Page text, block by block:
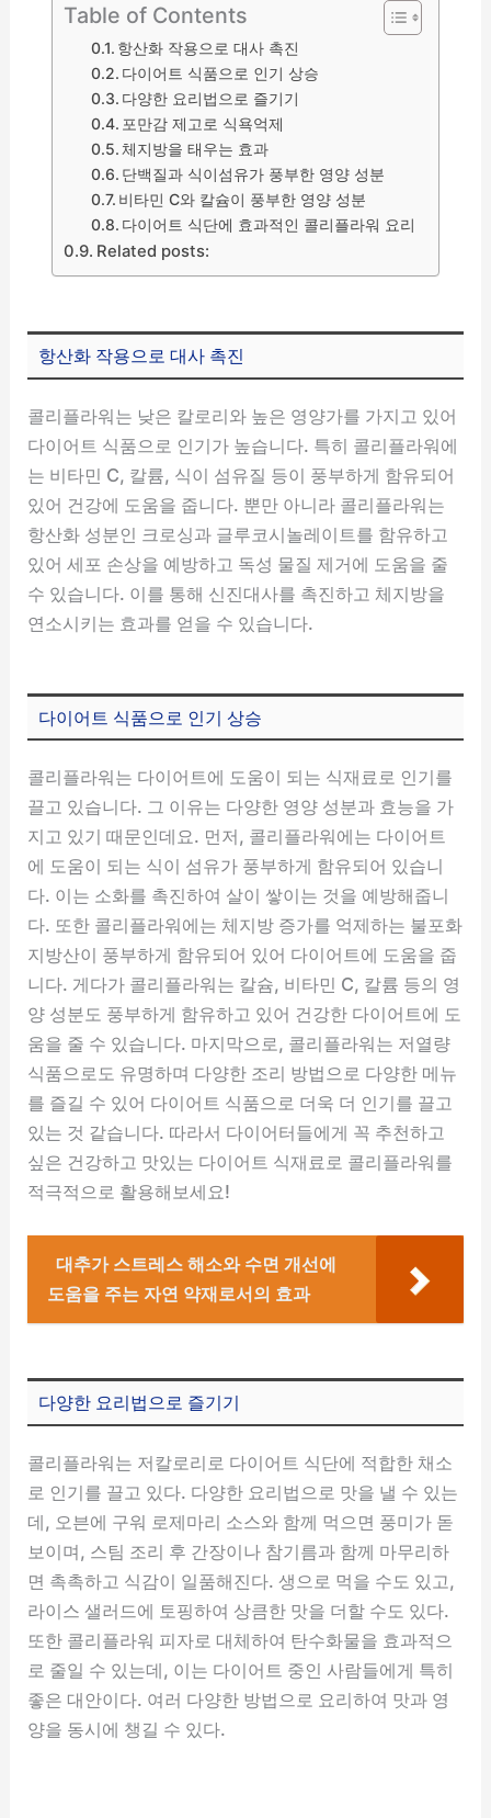
Table of Contents
항산화 작용으로 대사 촉진
다이어트 식품으로 인기 상승
다양한 요리법으로 즐기기
포만감 제고로 식욕억제
체지방을 태우는 효과
단백질과 식이섬유가 풍부한 영양 성분
비타민 C와 칼슘이 풍부한 영양 성분
다이어트 식단에 효과적인 콜리플라워 요리
Related posts:
항산화 작용으로 대사 촉진
콜리플라워는 낮은 칼로리와 높은 영양가를 가지고 있어
다이어트 식품으로 인기가 높습니다. 특히 콜리플라워에
는 비타민 C, 칼륨, 식이 섬유질 등이 풍부하게 함유되어
있어 건강에 도움을 줍니다. 뿐만 아니라 콜리플라워는
항산화 성분인 크로싱과 글루코시놀레이트를 함유하고
있어 세포 손상을 예방하고 독성 물질 제거에 도움을 줄
수 있습니다. 이를 통해 신진대사를 촉진하고 체지방을
연소시키는 효과를 얻을 수 있습니다.
다이어트 식품으로 인기 상승
콜리플라워는 다이어트에 도움이 되는 식재료로 인기를
끌고 있습니다. 그 이유는 다양한 영양 성분과 효능을 가
지고 있기 때문인데요. 먼저, 콜리플라워에는 다이어트
에 도움이 되는 식이 섬유가 풍부하게 함유되어 있습니
다. 이는 소화를 촉진하여 살이 쌓이는 것을 예방해줍니
다. 또한 콜리플라워에는 체지방 증가를 억제하는 불포화
지방산이 풍부하게 함유되어 있어 다이어트에 도움을 줍
니다. 게다가 콜리플라워는 칼슘, 비타민 C, 칼륨 등의 영
양 성분도 풍부하게 함유하고 있어 건강한 다이어트에 도
움을 줄 수 있습니다. 마지막으로, 콜리플라워는 저열량
식품으로도 유명하며 다양한 조리 방법으로 다양한 메뉴
를 즐길 수 있어 다이어트 식품으로 더욱 더 인기를 끌고
있는 것 같습니다. 따라서 다이어터들에게 꼭 추천하고
싶은 건강하고 맛있는 다이어트 식재료로 콜리플라워를
적극적으로 활용해보세요!
대추가 스트레스 해소와 수면 개선에
도움을 주는 자연 약재로서의 효과
다양한 요리법으로 즐기기
콜리플라워는 저칼로리로 다이어트 식단에 적합한 채소
로 인기를 끌고 있다. 다양한 요리법으로 맛을 낼 수 있는
데, 오븐에 구워 로제마리 소스와 함께 먹으면 풍미가 돋
보이며, 스팀 조리 후 간장이나 참기름과 함께 마무리하
면 촉촉하고 식감이 일품해진다. 생으로 먹을 수도 있고,
라이스 샐러드에 토핑하여 상큼한 맛을 더할 수도 있다.
또한 콜리플라워 피자로 대체하여 탄수화물을 효과적으
로 줄일 수 있는데, 이는 다이어트 중인 사람들에게 특히
좋은 대안이다. 여러 다양한 방법으로 요리하여 맛과 영
양을 동시에 챙길 수 있다.